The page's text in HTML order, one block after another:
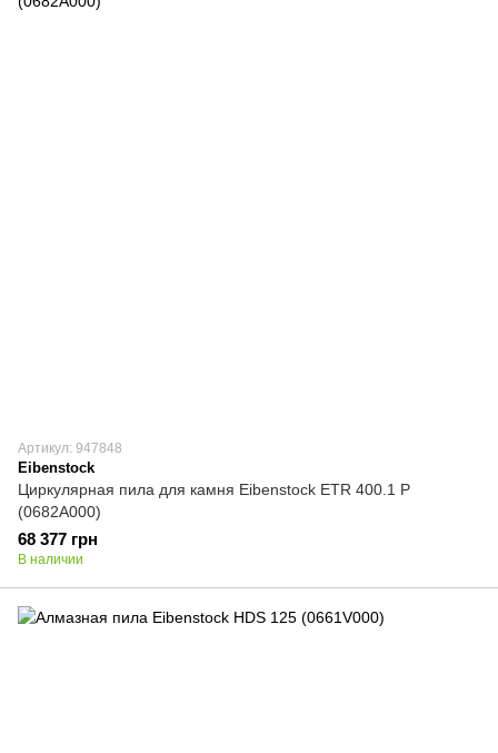
Артикул: 947848
Eibenstock
Циркулярная пила для камня Eibenstock ETR 400.1 P
(0682A000)
68 377 грн
В наличии